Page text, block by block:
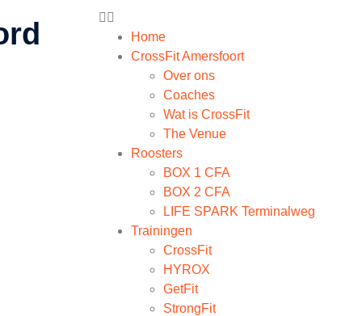
Home
CrossFit Amersfoort
Over ons
Coaches
Wat is CrossFit
The Venue
Roosters
BOX 1 CFA
BOX 2 CFA
LIFE SPARK Terminalweg
Trainingen
CrossFit
HYROX
GetFit
StrongFit